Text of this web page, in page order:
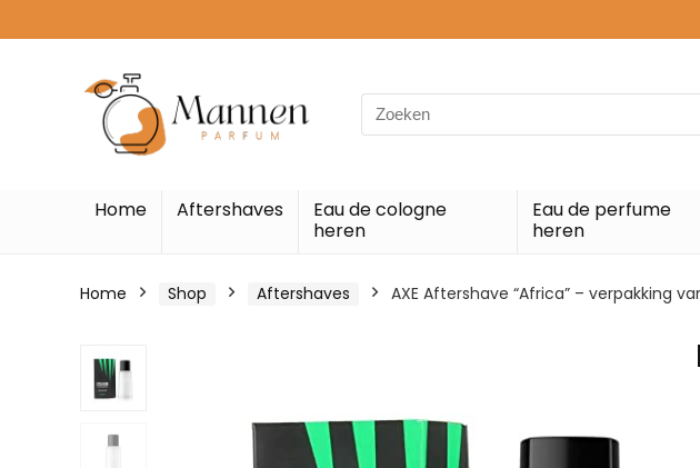
Search
for:
Home Aftershaves
Eau de cologne
heren
Eau de perfume
heren
Home Shop Aftershaves AXE Aftershave “Africa” – verpakking